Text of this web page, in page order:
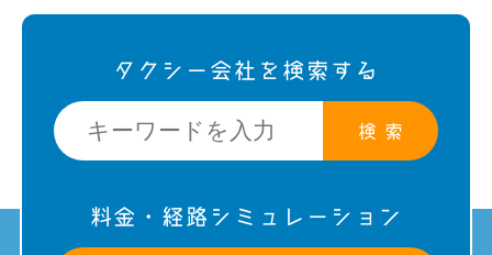
タクシー会社を検索する
検 索
料金・経路シミュレーション